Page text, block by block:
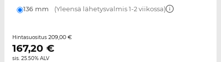
136 mm (Yleensä lähetysvalmis 1-2 viikossa)
Hintasuositus 209,00 €
167,20 €
sis. 25.50% ALV